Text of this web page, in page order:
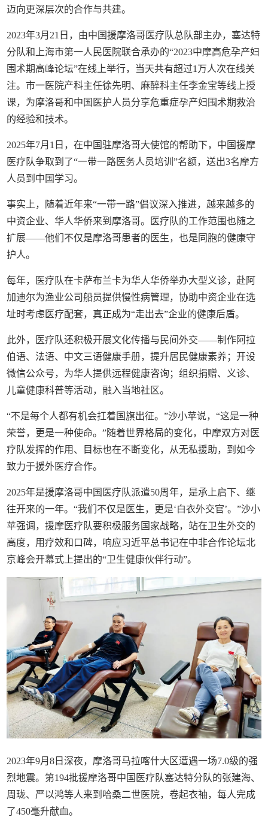
迈向更深层次的合作与共建。
2023年3月21日，由中国援摩洛哥医疗队总队部主办，塞达特
分队和上海市第一人民医院联合承办的“2023中摩高危孕产妇
围术期高峰论坛”在线上举行，当天共有超过1万人次在线关
注。市一医院产科主任徐先明、麻醉科主任李金宝等线上授
课，为摩洛哥和中国医护人员分享危重症孕产妇围术期救治
的经验和技术。
2025年7月1日，在中国驻摩洛哥大使馆的帮助下，中国援摩
医疗队争取到了“一带一路医务人员培训”名额，送出3名摩方
人员到中国学习。
事实上，随着近年来“一带一路”倡议深入推进，越来越多的
中资企业、华人华侨来到摩洛哥。医疗队的工作范围也随之
扩展——他们不仅是摩洛哥患者的医生，也是同胞的健康守
护人。
每年，医疗队在卡萨布兰卡为华人华侨举办大型义诊，赴阿
加迪尔为渔业公司船员提供慢性病管理，协助中资企业在选
址时考虑医疗配套，真正成为“走出去”企业的健康后盾。
此外，医疗队还积极开展文化传播与民间外交——制作阿拉
伯语、法语、中文三语健康手册，提升居民健康素养；开设
微信公众号，为华人提供远程健康咨询；组织捐赠、义诊、
儿童健康科普等活动，融入当地社区。
“不是每个人都有机会扛着国旗出征。”沙小苹说，“这是一种
荣誉，更是一种使命。”随着世界格局的变化，中摩双方对医
疗队发挥的作用、目标也在不断变化，从无私援助，到如今
致力于援外医疗合作。
2025年是援摩洛哥中国医疗队派遣50周年，是承上启下、继
往开来的一年。“我们不仅是医生，更是‘白衣外交官’。”沙小
苹强调，援摩医疗队要积极服务国家战略，站在卫生外交的
高度，用疗效和口碑，响应习近平总书记在中非合作论坛北
京峰会开幕式上提出的“卫生健康伙伴行动”。
2023年9月8日深夜，摩洛哥马拉喀什大区遭遇一场7.0级的强
烈地震。第194批援摩洛哥中国医疗队塞达特分队的张建海、
周珑、严以鸿等人来到哈桑二世医院，卷起衣袖，每人完成
了450毫升献血。